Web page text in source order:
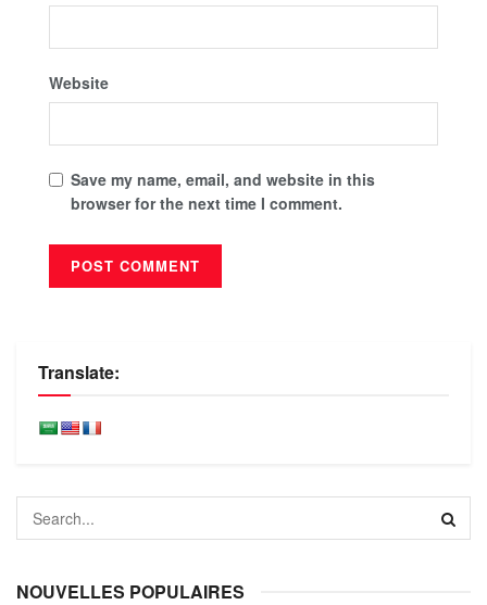
Website
Save my name, email, and website in this
browser for the next time I comment.
Translate:
NOUVELLES POPULAIRES